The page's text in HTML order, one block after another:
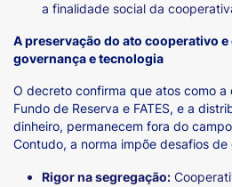
a finalidade social da
A preservação do ato cooperativo
governança e tecnologia
O decreto confirma que atos como
Fundo de Reserva e FATES, e a
dinheiro, permanecem fora do
Contudo, a norma impõe desafios de
Rigor na segregação: